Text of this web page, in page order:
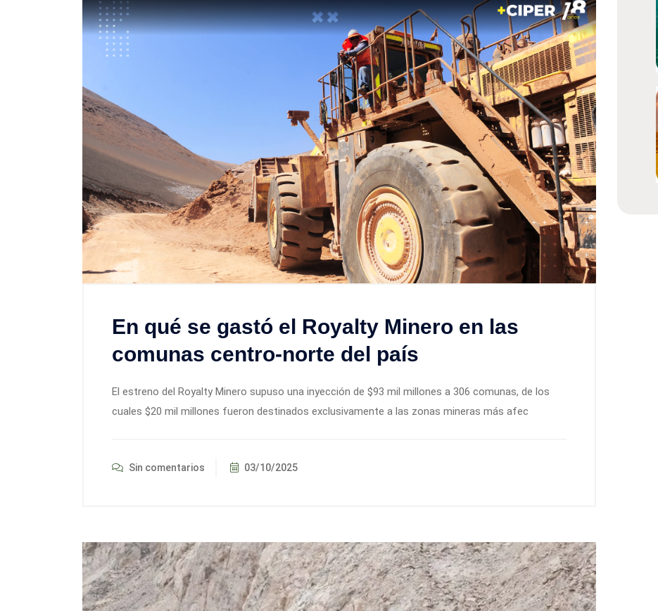
En qué se gastó el Royalty Minero en las
comunas centro-norte del país
El estreno del Royalty Minero supuso una inyección de $93 mil millones a 306 comunas, de los
cuales $20 mil millones fueron destinados exclusivamente a las zonas mineras más afec
Sin comentarios 03/10/2025